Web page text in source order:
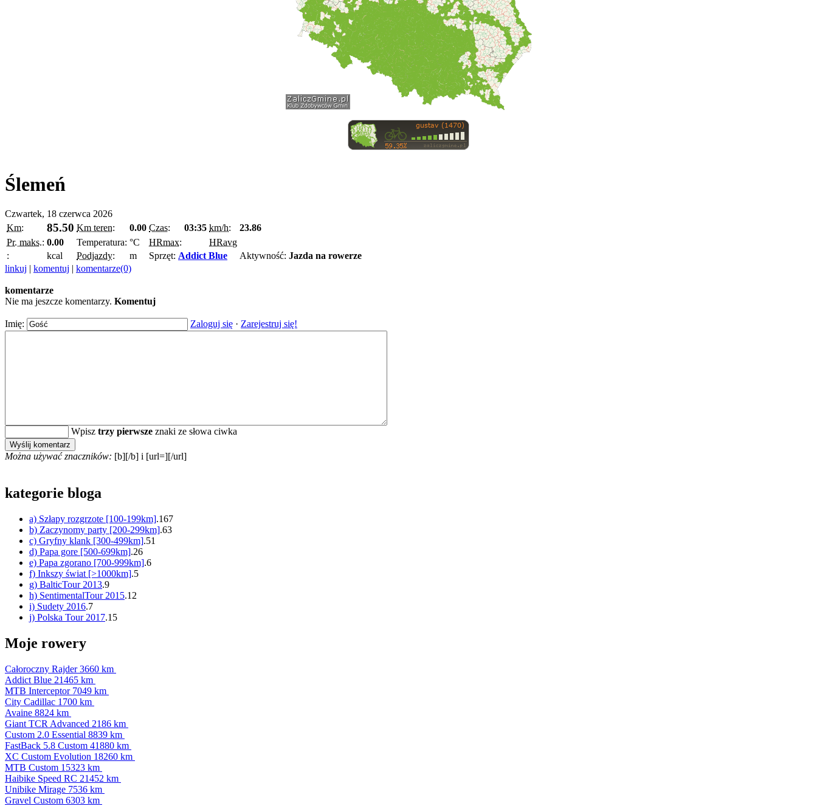
Ślemeń
Czwartek, 18 czerwca 2026
Km:
85.50 Km teren: 0.00 Czas: 03:35 km/h:
23.86
Pr. maks.: 0.00 Temperatura: °C HRmax:
HRavg
:
kcal Podjazdy: m Sprzęt: Addict Blue Aktywność: Jazda na rowerze
linkuj | komentuj | komentarze(0)
komentarze
Nie ma jeszcze komentarzy. Komentuj
Imię: Zaloguj się · Zarejestruj się!
Wpisz trzy pierwsze znaki ze słowa ciwka
Można używać znaczników: [b][/b] i [url=][/url]
kategorie bloga
a) Szłapy rozgrzote [100-199km].167
b) Zaczynomy party [200-299km].63
c) Gryfny klank [300-499km].51
d) Papa gore [500-699km].26
e) Papa zgorano [700-999km].6
f) Inkszy świat [>1000km].5
g) BalticTour 2013.9
h) SentimentalTour 2015.12
i) Sudety 2016.7
j) Polska Tour 2017.15
Moje rowery
Całoroczny Rajder3660 km
Addict Blue 21465 km
MTB Interceptor 7049 km
City Cadillac 1700 km
Avaine 8824 km
Giant TCR Advanced 2186 km
Custom 2.0 Essential 8839 km
FastBack 5.8 Custom 41880 km
XC Custom Evolution 18260 km
MTB Custom 15323 km
Haibike Speed RC 21452 km
Unibike Mirage 7536 km
Gravel Custom 6303 km